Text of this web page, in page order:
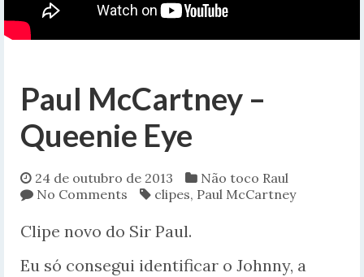
Paul McCartney –
Queenie Eye
24 de outubro de 2013
Não toco Raul
No Comments
clipes, Paul McCartney
Clipe novo do Sir Paul.
Eu só consegui identificar o Johnny, a